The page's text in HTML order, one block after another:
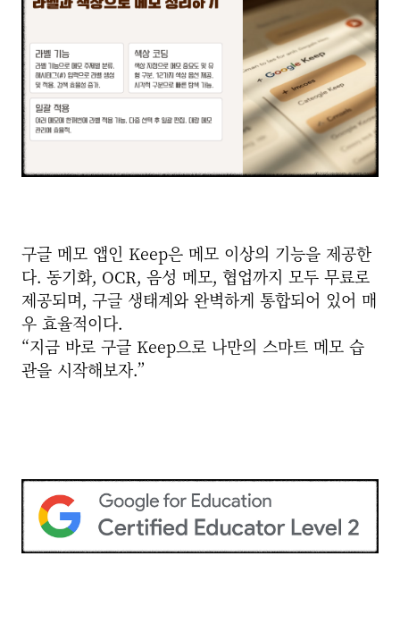
구글 메모 앱인 Keep은 메모 이상의 기능을 제공한
다. 동기화, OCR, 음성 메모, 협업까지 모두 무료로
제공되며, 구글 생태계와 완벽하게 통합되어 있어 매
우 효율적이다.
“지금 바로 구글 Keep으로 나만의 스마트 메모 습
관을 시작해보자.”